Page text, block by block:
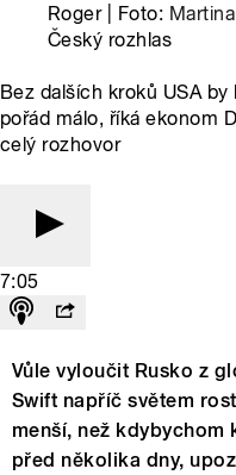
Roger | Foto:
Český rozhlas
Bez dalších kroků USA
pořád málo, říká ekonom
celý rozhovor
7:05
Vůle vyloučit Rusko z
Swift napříč světem
menší, než
před několika dny,